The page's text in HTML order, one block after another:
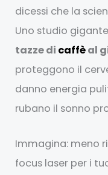
dicessi che la
Uno studio
tazze di caffèal
proteggono il
danno energia
rubano il sonno
Immagina: meno
focus laser per i